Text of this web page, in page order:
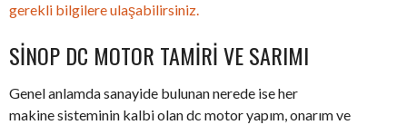
gerekli bilgilere ulaşabilirsiniz.
SINOP DC MOTOR TAMIRI VE SARIMI
Genel anlamda sanayide bulunan nerede ise her
makine sisteminin kalbi olan dc motor yapım, onarım ve